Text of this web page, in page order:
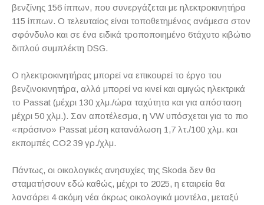
βενζίνης 156 ίππων, που συνεργάζεται με ηλεκτροκινητήρα
115 ίππων. Ο τελευταίος είναι τοποθετημένος ανάμεσα στον
σφόνδυλο και σε ένα ειδικά τροποποιημένο 6τάχυτο κιβώτιο
διπλού συμπλέκτη DSG.
O ηλεκτροκινητήρας μπορεί να επικουρεί το έργο του
βενζινοκινητήρα, αλλά μπορεί να κινεί και αμιγώς ηλεκτρικά
το Passat (μέχρι 130 χλμ./ώρα ταχύτητα και για απόσταση
μέχρι 50 χλμ.). Σαν αποτέλεσμα, η VW υπόσχεται για το πιο
«πράσινο» Passat μέση κατανάλωση 1,7 λτ./100 χλμ. και
εκπομπές CO2 39 γρ./χλμ.
Πάντως, οι οικολογικές ανησυχίες της Skoda δεν θα
σταματήσουν εδώ καθώς, μέχρι το 2025, η εταιρεία θα
λανσάρει 4 ακόμη νέα άκρως οικολογικά μοντέλα, μεταξύ